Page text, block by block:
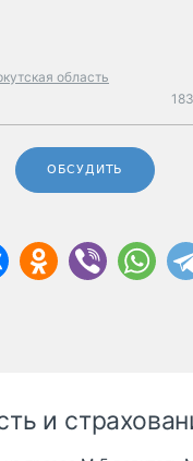
область
ОБСУДИТЬ
и